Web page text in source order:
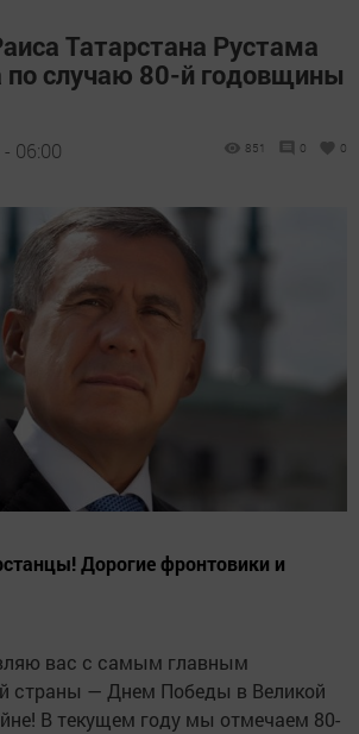
Татарстана Рустама
по случаю 80-й годовщины
06:00 851 0 0
Дорогие фронтовики и
вас с самым главным
страны — Днем Победы в Великой
В текущем году мы отмечаем 80-